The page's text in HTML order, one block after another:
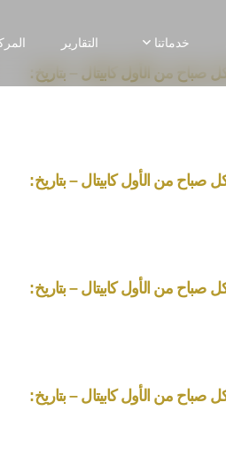
خدماتنا التقارير
صباح من الأول كابيتال – بتاريخ:
صباح من الأول كابيتال – بتاريخ:
صباح من الأول كابيتال – بتاريخ:
صباح من الأول كابيتال – بتاريخ: